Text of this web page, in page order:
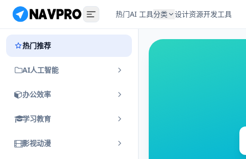
热门AI 工具分类 设计资源开发工具
热门推荐
AI人工智能
办公效率
学习教育
影视动漫